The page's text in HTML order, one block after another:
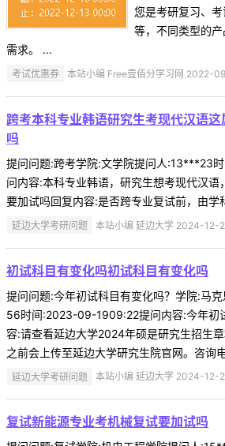
您是考研复习、
等，不同类型的
需求。 ...
考试优惠券 本站小编 Free壹佰分学习网 2022-
跨考本科专业韩语研究生考现代汉语
吗
提问问题:跨考学院:文学院提问人:13***23
问内容:本科专业韩语，研究生想考现代汉语
要加试吗回复内容:是否跨专业复试前，由学
延边大学考研问题 本站小编 延边大学 2024-12-
初试科目有变化吗初试科目有变化吗
提问问题:今年初试科目有变化吗？学院:马
56时间:2023-09-1909:22提问内容:今年初
容:请查看延边大学2024年硕是研究生招生
之前会上传至延边大学研究生院官网。咨
延边大学考研问题 本站小编 延边大学 2024-12-
复试新能源专业考机械复试要加试吗